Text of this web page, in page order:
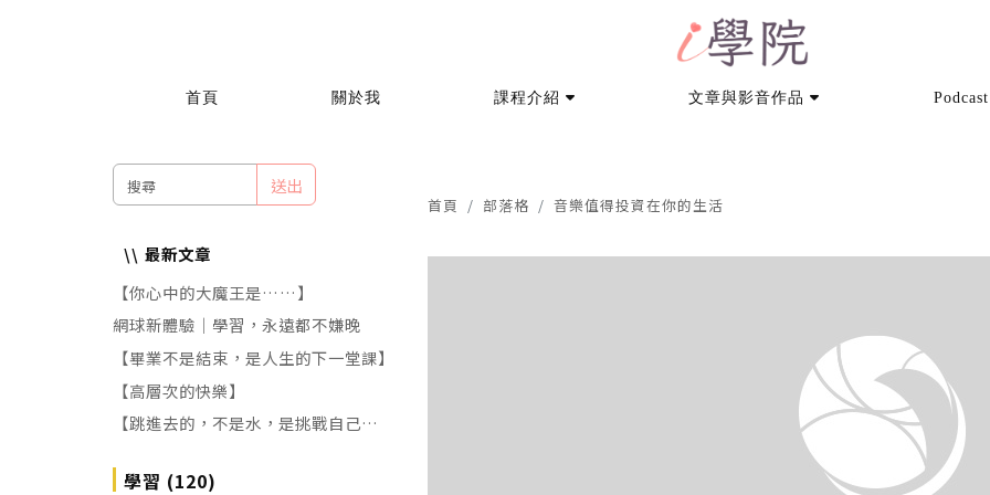
首頁 關於我 課程介紹 文章與影音作品 Podcast
送出
最新文章
【你心中的大魔王是……】
網球新體驗｜學習，永遠都不嫌晚
【畢業不是結束，是人生的下一堂課】
【高層次的快樂】
【跳進去的，不是水，是挑戰自己的恐
學習 (120)
首頁 部落格 音樂值得投資在你的生活